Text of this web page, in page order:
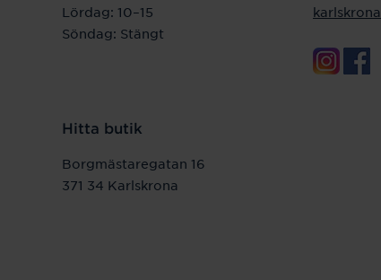
Lördag: 10–15
Söndag: Stängt
Hitta butik
Borgmästaregatan 16
371 34 Karlskrona